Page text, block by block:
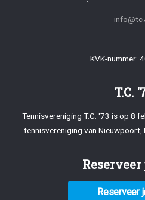
-
KVK-nummer:
T.C.
Tennisvereniging T.C. '73 is op 8
tennisvereniging van Nieuwpoort,
Reserveer
Reserveer